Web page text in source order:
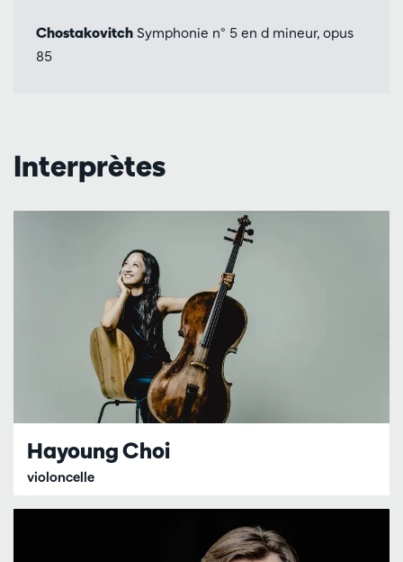
Chostakovitch Symphonie n° 5 en d mineur, opus
85
Interprètes
Hayoung Choi
violoncelle